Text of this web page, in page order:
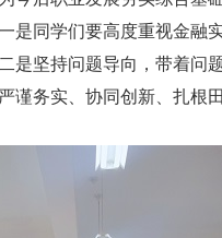
是同学们要高度重视金融
是坚持问题导向，带着问
谨务实、协同创新、扎根